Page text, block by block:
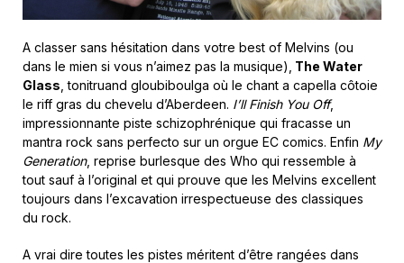
A classer sans hésitation dans votre best of Melvins (ou
dans le mien si vous n’aimez pas la musique), The Water
Glass , tonitruand gloubiboulga où le chant a capella côtoie
le riff gras du chevelu d’Aberdeen. I’ll Finish You Off,
impressionnante piste schizophrénique qui fracasse un
mantra rock sans perfecto sur un orgue EC comics. Enfin My
Generation, reprise burlesque des Who qui ressemble à
tout sauf à l’original et qui prouve que les Melvins excellent
toujours dans l’excavation irrespectueuse des classiques
du rock.
A vrai dire toutes les pistes méritent d’être rangées dans